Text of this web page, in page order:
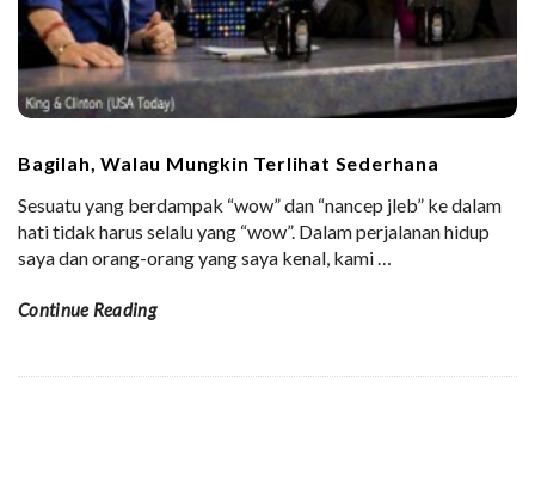
Bagilah, Walau Mungkin Terlihat Sederhana
Sesuatu yang berdampak “wow” dan “nancep jleb” ke dalam
hati tidak harus selalu yang “wow”. Dalam perjalanan hidup
saya dan orang-orang yang saya kenal, kami…
Continue Reading